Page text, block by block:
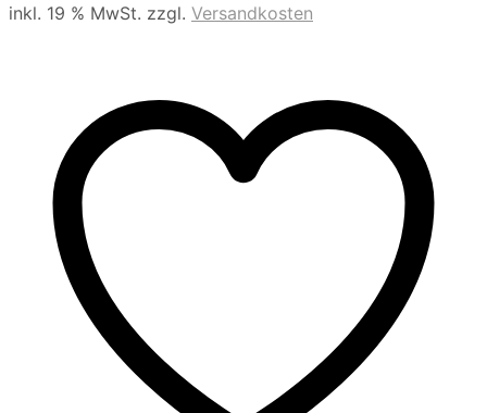
inkl. 19 % MwSt. zzgl. Versandkosten